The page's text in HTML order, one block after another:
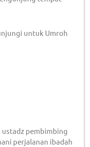
untuk Umroh
ustadz pembimbing
perjalanan ibadah